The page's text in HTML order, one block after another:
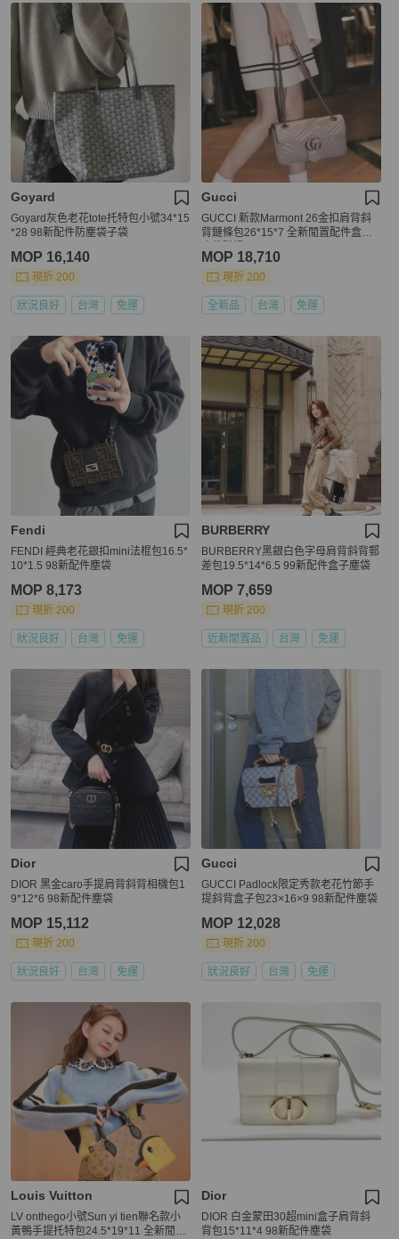
Goyard
Goyard灰色老花tote托特包小號34*15
*28 98新配件防塵袋子袋
MOP 16,140
現折 200
狀況良好 台灣 免運
Gucci
GUCCI 新款Marmont 26金扣肩背斜
背鏈條包26*15*7 全新閒置配件盒子
MOP 18,710
現折 200
全新品 台灣 免運
Fendi
FENDI 經典老花銀扣mini法棍包16.5*
10*1.5 98新配件塵袋
MOP 8,173
現折 200
狀況良好 台灣 免運
BURBERRY
BURBERRY黑銀白色字母肩背斜背郵
差包19.5*14*6.5 99新配件盒子塵袋
MOP 7,659
現折 200
近新閒置品 台灣 免運
Dior
DIOR 黑金caro手提肩背斜背相機包1
9*12*6 98新配件塵袋
MOP 15,112
現折 200
狀況良好 台灣 免運
Gucci
GUCCI Padlock限定秀款老花竹節手
提斜背盒子包23×16×9 98新配件塵袋
MOP 12,028
現折 200
狀況良好 台灣 免運
Louis Vuitton
LV onthego小號Sun yi tien聯名款小
黃鴨手提托特包24.5*19*11 全新閒置
Dior
DIOR 白金蒙田30超mini盒子肩背斜
背包15*11*4 98新配件塵袋